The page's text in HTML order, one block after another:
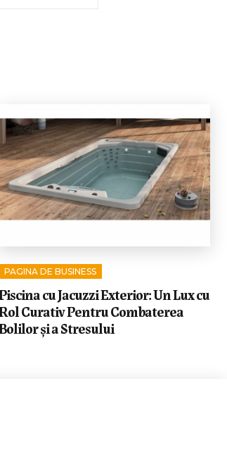
PAGINA DE BUSINESS
cu Jacuzzi Exterior: Un Lux cu
Curativ Pentru Combaterea
și a Stresului